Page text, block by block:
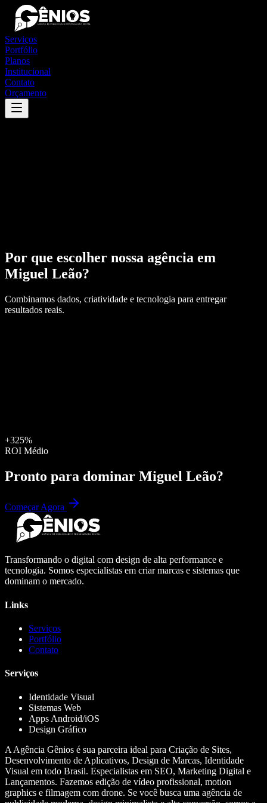
Serviços
Portfólio
Planos
Institucional
Contato
Orçamento
Por que escolher nossa agência em
Miguel Leão?
Combinamos dados, criatividade e tecnologia para entregar
resultados reais.
+325%
ROI Médio
Pronto para dominar Miguel Leão?
Começar Agora
Transformando o digital com design de alta performance e
tecnologia. Somos especialistas em criar marcas e sistemas que
dominam o mercado.
Links
Serviços
Portfólio
Contato
Serviços
Identidade Visual
Sistemas Web
Apps Android/iOS
Design Gráfico
A Agência Gênios é sua parceira ideal para Criação de Sites,
Desenvolvimento de Aplicativos, Design de Marcas, Identidade
Visual em todo Brasil. Especialistas em SEO, Marketing Digital e
Lançamentos. Fazemos edição de vídeo profissional, motion
graphics e filmagem com drone. Se você busca uma agência de